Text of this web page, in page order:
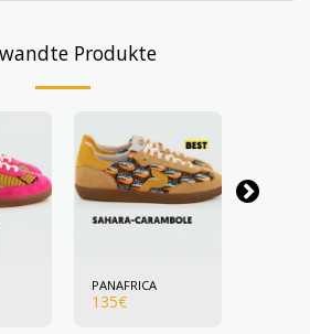
Produkte
PANAFRICA
135€